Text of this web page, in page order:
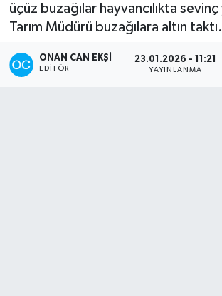
üçüz buzağılar hayvancılıkta sevinç
Tarım Müdürü buzağılara altın taktı.
ONAN CAN EKŞI
EDITÖR
23.01.2026 - 11:21
YAYINLANMA
Son Dakika Haberleri
Haber Arşivi